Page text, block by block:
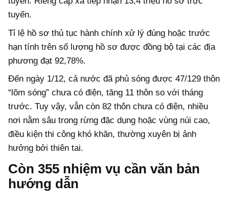
tuyến.
Tỉ lệ hồ sơ thủ tục hành chính xử lý đúng hoặc trước
hạn tính trên số lượng hồ sơ được đồng bộ tại các địa
phương đạt 92,78%.
Đến ngày 1/12, cả nước đã phủ sóng được 47/129 thôn
“lõm sóng” chưa có điện, tăng 11 thôn so với tháng
trước. Tuy vậy, vẫn còn 82 thôn chưa có điện, nhiều
nơi nằm sâu trong rừng đặc dụng hoặc vùng núi cao,
điều kiện thi công khó khăn, thường xuyên bị ảnh
hưởng bởi thiên tai.
Còn 355 nhiệm vụ cần văn bản
hướng dẫn